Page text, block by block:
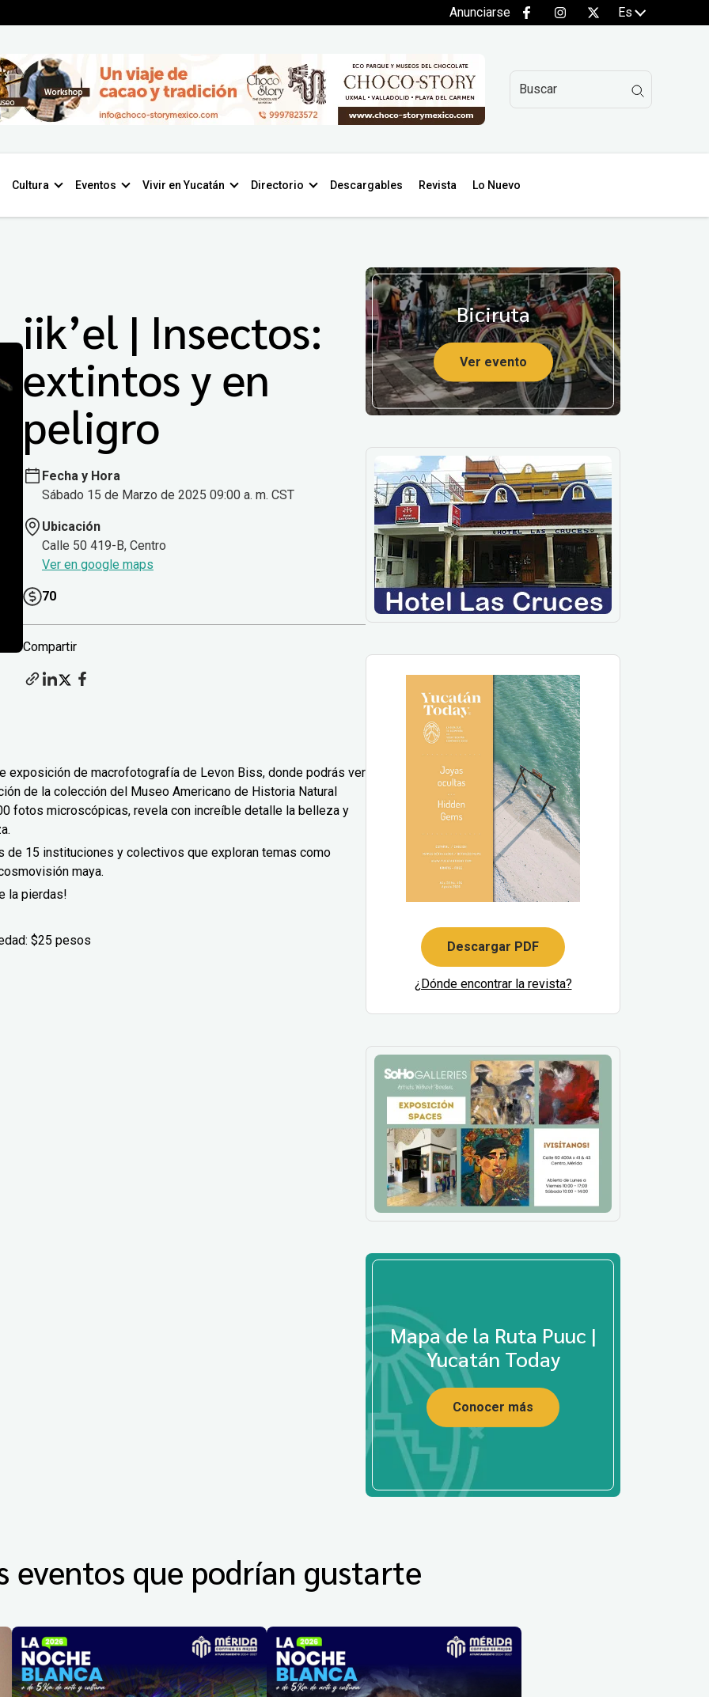
Anunciarse Es
Cultura Eventos Vivir en Yucatán Directorio Descargables Revista Lo Nuevo
iik’el | Insectos:
extintos y en
peligro
Fecha y Hora
Sábado 15 de Marzo de 2025 09:00 a. m. CST
Ubicación
Calle 50 419-B, Centro
Ver en google maps
70
Compartir
exposición de macrofotografía de Levon Biss, donde podrás ver
de la colección del Museo Americano de Historia Natural
fotos microscópicas, revela con increíble detalle la belleza y
de 15 instituciones y colectivos que exploran temas como
maya.
la pierdas!
$25 pesos
Biciruta
Ver evento
Descargar PDF
¿Dónde encontrar la revista?
Mapa de la Ruta Puuc |
Yucatán Today
Conocer más
eventos que podrían gustarte